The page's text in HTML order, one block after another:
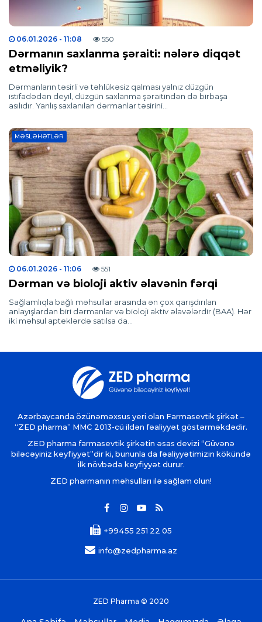
06.01.2026 - 11:08 550
Dərmanın saxlanma şəraiti: nələrə diqqət
etməliyik?
Dərmanların təsirli və təhlükəsiz qalması yalnız düzgün
istifadədən deyil, düzgün saxlanma şəraitindən də birbaşa
asılıdır. Yanlış saxlanılan dərmanlar təsirini…
MƏSLƏHƏTLƏR
06.01.2026 - 11:06 551
Dərman və bioloji aktiv əlavənin fərqi
Sağlamlıqla bağlı məhsullar arasında ən çox qarışdırılan
anlayışlardan biri dərmanlar və bioloji aktiv əlavələrdir (BAA). Hər
iki məhsul apteklərdə satılsa da…
Azərbaycanda özünəməxsus yeri olan Farmasevtik şirkət –
“ZED pharma” MMC 2013-cü ildən fəaliyyət göstərməkdədir.
ZED pharma farmasevtik şirkətin əsas devizi “Güvənə
biləcəyiniz keyfiyyət”dir ki, bununla da fəaliyyətimizin kökündə
ilk növbədə keyfiyyət durur.
ZED pharmanın məhsulları ilə sağlam olun!
+99455 251 22 05
info@zedpharma.az
ZED Pharma © 2020